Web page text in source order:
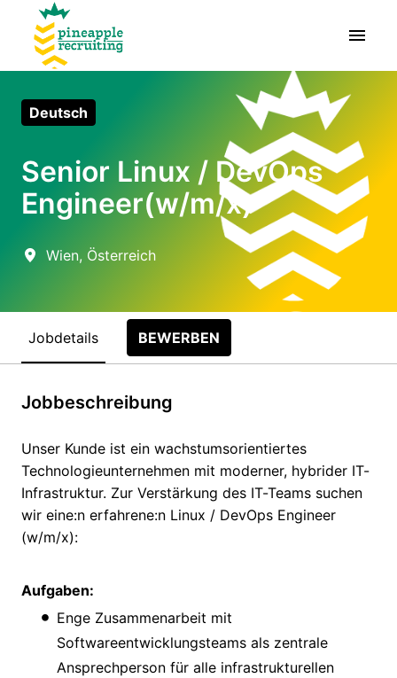
Inhalt
springenStartseite
Deutsch
Senior Linux / DevOps
Engineer(w/m/x)
Wien, Österreich
Jobdetails BEWERBEN
Jobbeschreibung
Unser Kunde ist ein wachstumsorientiertes
Technologieunternehmen mit moderner, hybrider IT-
Infrastruktur. Zur Verstärkung des IT-Teams suchen
wir eine:n erfahrene:n Linux / DevOps Engineer
(w/m/x):
Aufgaben:
Enge Zusammenarbeit mit
Softwareentwicklungsteams als zentrale
Ansprechperson für alle infrastrukturellen